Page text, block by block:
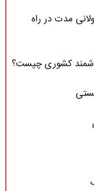
مدت در راه
کشوری چیست؟